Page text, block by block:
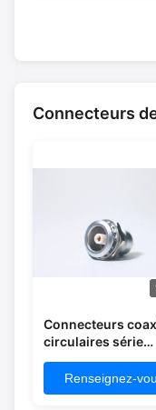
Connecteurs
Connecteurs
circulaires série
BEXKOM S et
connecteurs
multifonctionnels
Renseignez-